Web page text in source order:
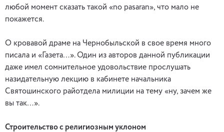
любой момент сказать такой «no pasaran», что мало не
покажется.
О кровавой драме на Чернобыльской в свое время много
писала и «Газета…». Один из авторов данной публикации
даже имел сомнительное удовольствие прослушать
назидательную лекцию в кабинете начальника
Святошинского райотдела милиции на тему «ну, зачем же
вы так…».
Строительство с религиозным уклоном